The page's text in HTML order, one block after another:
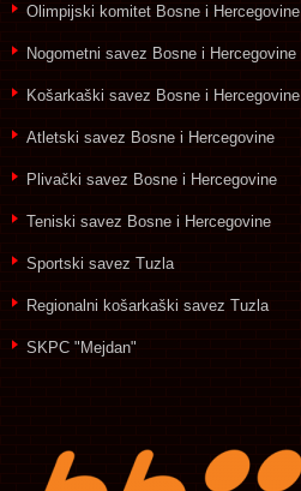
Olimpijski komitet Bosne i Hercegovine
Nogometni savez Bosne i Hercegovine
Košarkaški savez Bosne i Hercegovine
Atletski savez Bosne i Hercegovine
Plivački savez Bosne i Hercegovine
Teniski savez Bosne i Hercegovine
Sportski savez Tuzla
Regionalni košarkaški savez Tuzla
SKPC "Mejdan"